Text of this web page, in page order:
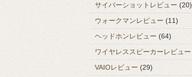
サイバーショットレビュー (20)
ウォークマンレビュー (11)
ヘッドホンレビュー (64)
ワイヤレススピーカーレビュー
VAIOレビュー (29)